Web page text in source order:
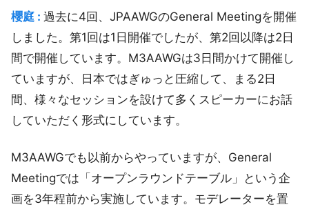
櫻庭 : 過去に4回、JPAAWGのGeneral Meetingを開催
しました。第1回は1日開催でしたが、第2回以降は2日
間で開催しています。M3AAWGは3日間かけて開催し
ていますが、日本ではぎゅっと圧縮して、まる2日
間、様々なセッションを設けて多くスピーカーにお話
していただく形式にしています。
M3AAWGでも以前からやっていますが、General
Meetingでは「オープンラウンドテーブル」という企
画を3年程前から実施しています。モデレーターを置